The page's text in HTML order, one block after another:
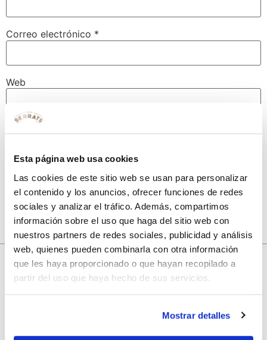
Esta página web usa cookies
Las cookies de este sitio web se usan para personalizar
el contenido y los anuncios, ofrecer funciones de redes
sociales y analizar el tráfico. Además, compartimos
información sobre el uso que haga del sitio web con
nuestros partners de redes sociales, publicidad y análisis
web, quienes pueden combinarla con otra información
que les haya proporcionado o que hayan recopilado a
partir del uso que haya hecho de sus servicios.
Mostrar detalles
Correo electrónico *
Web
10% de descuento
con tu primera compra.
Apúntatea nuestra newsletter para recibir nuestrasofertasy